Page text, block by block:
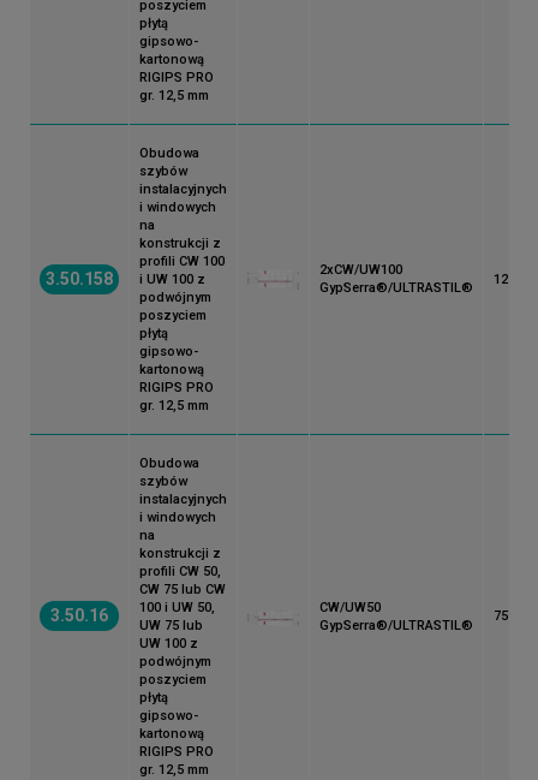
poszyciem
płytą
gipsowo-
kartonową
RIGIPS PRO
gr. 12,5 mm
3.50.158
Obudowa
szybów
instalacyjnych
i windowych
na
konstrukcji z
profili CW 100
i UW 100 z
podwójnym
poszyciem
płytą
gipsowo-
kartonową
RIGIPS PRO
gr. 12,5 mm
2xCW/UW100
GypSerra®/ULTRASTIL®
125
3.50.16
Obudowa
szybów
instalacyjnych
i windowych
na
konstrukcji z
profili CW 50,
CW 75 lub CW
100 i UW 50,
UW 75 lub
UW 100 z
podwójnym
poszyciem
płytą
gipsowo-
kartonową
RIGIPS PRO
gr. 12,5 mm
CW/UW50
GypSerra®/ULTRASTIL®
75